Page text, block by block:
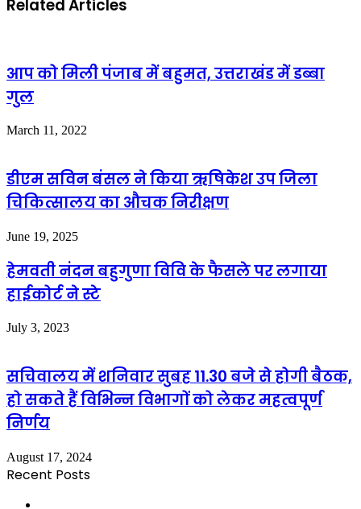
Related Articles
आप को मिली पंजाब में बहुमत, उत्तराखंड में डब्बा
गुल
March 11, 2022
डीएम सविन बंसल ने किया ऋषिकेश उप जिला
चिकित्सालय का औचक निरीक्षण
June 19, 2025
हेमवती नंदन बहुगुणा विवि के फैसले पर लगाया
हाईकोर्ट ने स्टे
July 3, 2023
सचिवालय में शनिवार सुबह 11.30 बजे से होगी बैठक,
हो सकते हैं विभिन्न विभागों को लेकर महत्वपूर्ण
निर्णय
August 17, 2024
Recent Posts